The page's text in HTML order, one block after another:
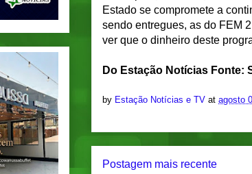
Estado se compromete a
sendo entregues, as do FEM
ver que o dinheiro deste
Do Estação Notícias Fonte:
by Estação Notícias e TV at agosto
Postagem mais recente